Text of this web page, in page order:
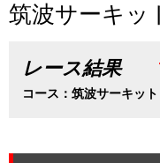
筑波サーキッ
レース結果
コース：筑波サーキット